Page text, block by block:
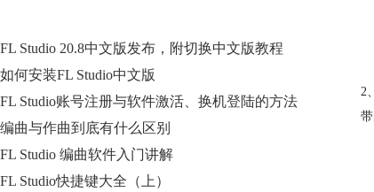
FL Studio 20.8中文版发布，附切换中文版教程
如何安装FL Studio中文版
FL Studio账号注册与软件激活、换机登陆的方法
编曲与作曲到底有什么区别
FL Studio 编曲软件入门讲解
FL Studio快捷键大全（上）
2